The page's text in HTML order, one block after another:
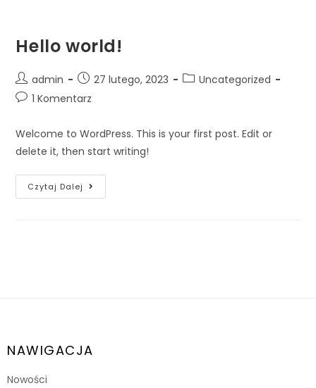
Hello world!
admin 27 lutego, 2023
Uncategorized
1 Komentarz
Welcome to WordPress. This is your first post. Edit or
delete it, then start writing!
Czytaj Dalej
NAWIGACJA
Nowości